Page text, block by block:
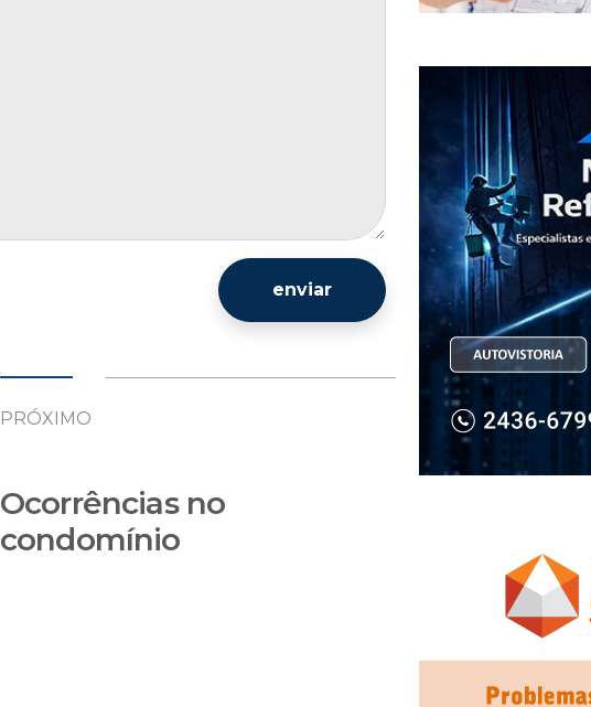
enviar
PRÓXIMO
Ocorrências no
condomínio